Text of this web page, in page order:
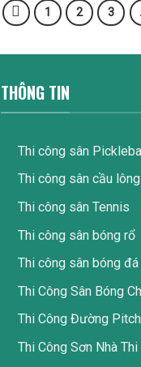
1 2 3
THÔNG TIN
Thi công sân
Thi công sân cầu lông
Thi công sân Tennis
Thi công sân bóng rổ
Thi công sân bóng
Thi Công Sân Bóng
Thi Công Đường
Thi Công Sơn Nhà